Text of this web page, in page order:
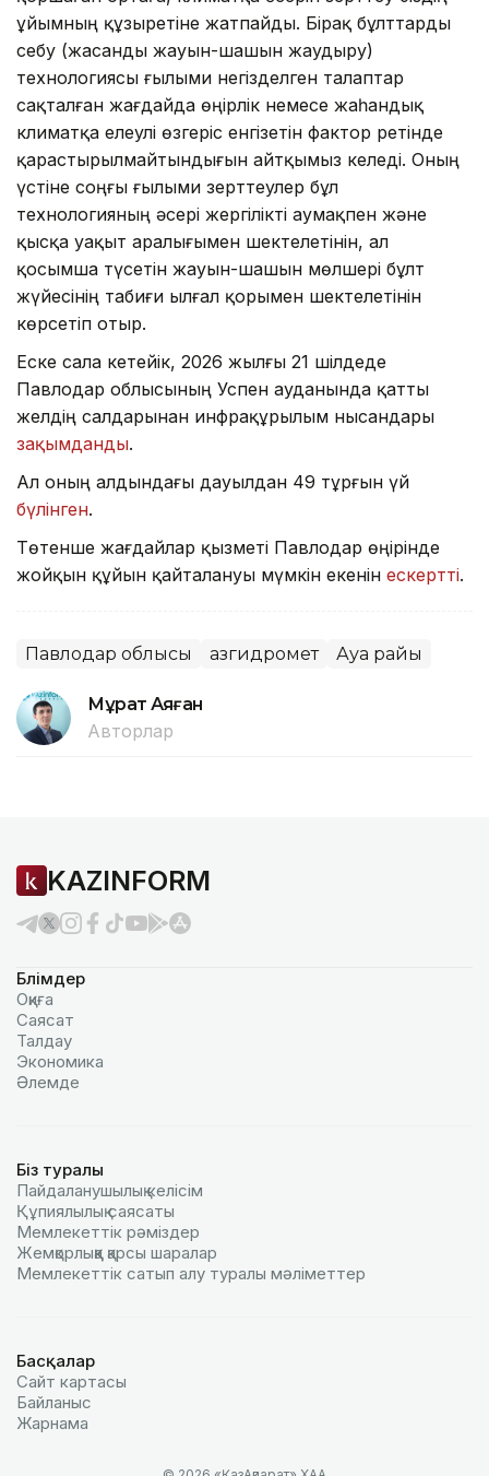
ұйымның құзыретіне жатпайды. Бірақ бұлттарды
себу (жасанды жауын-шашын жаудыру)
технологиясы ғылыми негізделген талаптар
сақталған жағдайда өңірлік немесе жаһандық
климатқа елеулі өзгеріс енгізетін фактор ретінде
қарастырылмайтындығын айтқымыз келеді. Оның
үстіне соңғы ғылыми зерттеулер бұл
технологияның әсері жергілікті аумақпен және
қысқа уақыт аралығымен шектелетінін, ал
қосымша түсетін жауын-шашын мөлшері бұлт
жүйесінің табиғи ылғал қорымен шектелетінін
көрсетіп отыр.
Еске сала кетейік, 2026 жылғы 21 шілдеде
Павлодар облысының Успен ауданында қатты
желдің салдарынан инфрақұрылым нысандары
зақымданды.
Ал оның алдындағы дауылдан 49 тұрғын үй
бүлінген.
Төтенше жағдайлар қызметі Павлодар өңірінде
жойқын құйын қайталануы мүмкін екенін ескертті.
Павлодар облысы Қазгидромет Ауа райы
Мұрат Аяған
Авторлар
KAZINFORM
Бөлімдер
Оқиға
Саясат
Талдау
Экономика
Әлемде
Біз туралы
Пайдаланушылық келiciм
Құпиялылық саясаты
Мемлекеттік рәміздер
Жемқорлыққа қарсы шаралар
Мемлекеттік сатып алу туралы мәлiметтер
Басқалар
Сайт картасы
Байланыс
Жарнама